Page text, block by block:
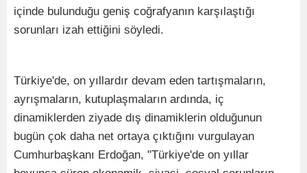
içinde bulunduğu geniş coğrafyanın karşılaştığı
sorunları izah ettiğini söyledi.
Türkiye'de, on yıllardır devam eden tartışmaların,
ayrışmaların, kutuplaşmaların ardında, iç
dinamiklerden ziyade dış dinamiklerin olduğunun
bugün çok daha net ortaya çıktığını vurgulayan
Cumhurbaşkanı Erdoğan, "Türkiye'de on yıllar